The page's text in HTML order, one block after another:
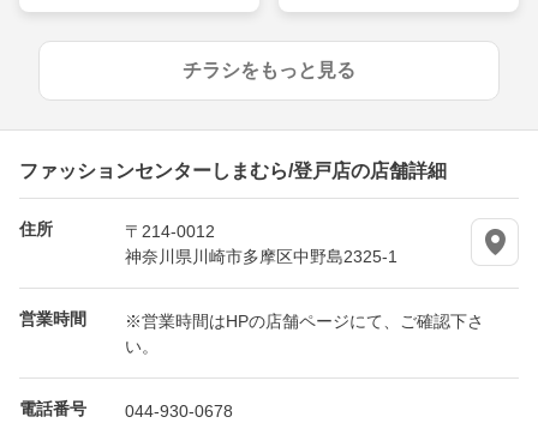
チラシをもっと見る
ファッションセンターしまむら/登戸店の店舗詳細
住所
〒214-0012
神奈川県川崎市多摩区中野島2325-1
営業時間
※営業時間はHPの店舗ページにて、ご確認下さ
い。
電話番号 044-930-0678